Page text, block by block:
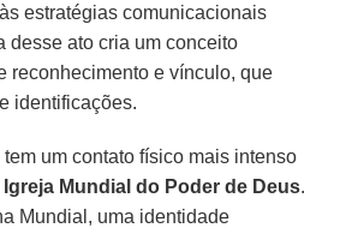
estratégias comunicacionais
desse ato cria um conceito
reconhecimento e vínculo, que
identificações.
um contato físico mais intenso
Igreja Mundial do Poder de Deus.
Mundial, uma identidade